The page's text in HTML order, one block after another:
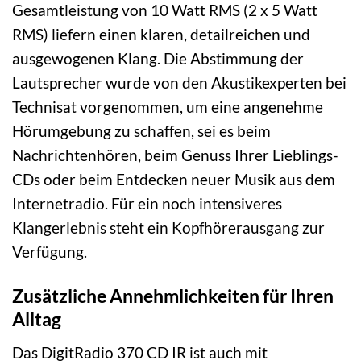
Gesamtleistung von 10 Watt RMS (2 x 5 Watt
RMS) liefern einen klaren, detailreichen und
ausgewogenen Klang. Die Abstimmung der
Lautsprecher wurde von den Akustikexperten bei
Technisat vorgenommen, um eine angenehme
Hörumgebung zu schaffen, sei es beim
Nachrichtenhören, beim Genuss Ihrer Lieblings-
CDs oder beim Entdecken neuer Musik aus dem
Internetradio. Für ein noch intensiveres
Klangerlebnis steht ein Kopfhörerausgang zur
Verfügung.
Zusätzliche Annehmlichkeiten für Ihren
Alltag
Das DigitRadio 370 CD IR ist auch mit